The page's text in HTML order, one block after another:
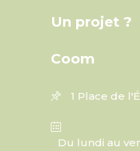
Un projet ?
Coom
1 Place de
Du lundi au